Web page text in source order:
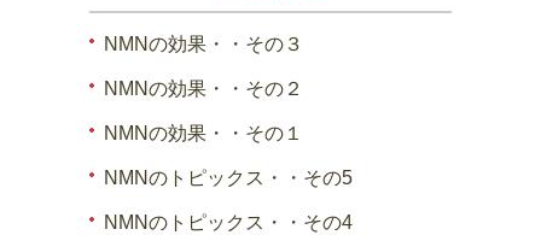
NMNの効果・・その３
NMNの効果・・その２
NMNの効果・・その１
NMNのトピックス・・その5
NMNのトピックス・・その4